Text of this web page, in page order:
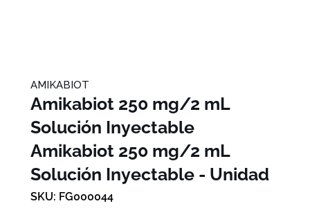
AMIKABIOT
Amikabiot 250 mg/2 mL
Solución Inyectable
Amikabiot 250 mg/2 mL
Solución Inyectable - Unidad
FG000044